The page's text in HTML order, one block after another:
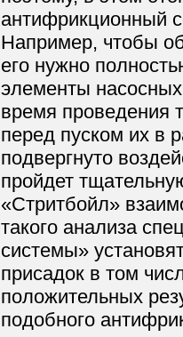
антифрикционный
Например, чтобы
его нужно
элементы
время проведения
перед пуском их в
подвергнуто
пройдет
«Стритбойл»
такого анализа
системы»
присадок в том
положительных
подобного